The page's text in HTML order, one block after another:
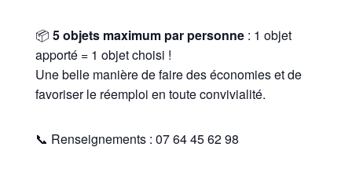
📦 5 objets maximum par personne: 1 objet
apporté = 1 objet choisi !
Une belle manière de faire des économies et de
favoriser le réemploi en toute convivialité.
📞 Renseignements : 07 64 45 62 98